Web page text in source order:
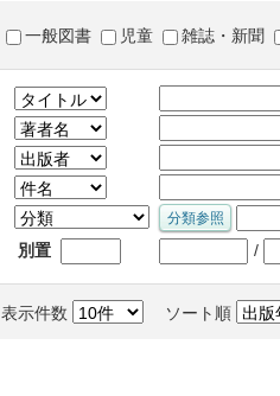
一般図書 児童 雑誌・新聞
別置 /
表示件数 ソート順